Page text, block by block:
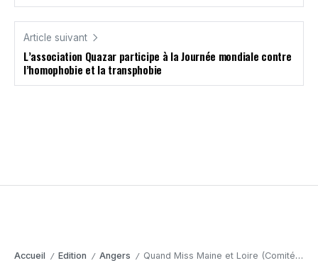
Article suivant
L’association Quazar participe à la Journée mondiale contre
l’homophobie et la transphobie
Accueil / Edition / Angers / Quand Miss Maine et Loire (Comité Geneviève de Fontenay) devient Miss Oise Endemol !